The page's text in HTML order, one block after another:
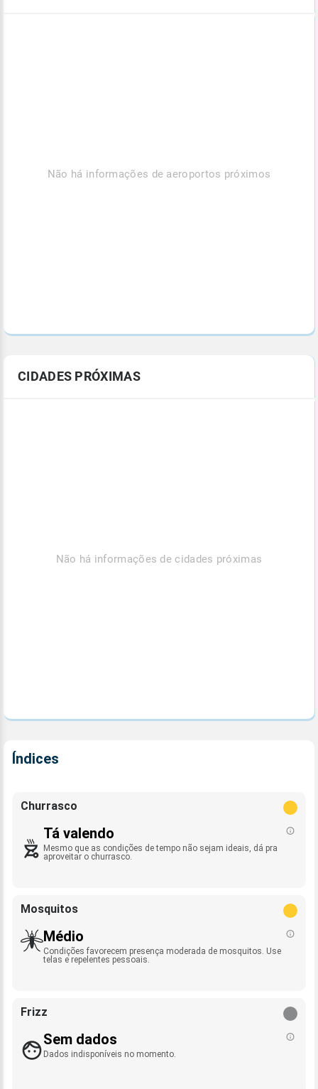
Não há informações de aeroportos próximos
CIDADES PRÓXIMAS
Não há informações de cidades próximas
Índices
Churrasco
Tá valendo
Mesmo que as condições de tempo não sejam ideais, dá pra
aproveitar o churrasco.
Mosquitos
Médio
Condições favorecem presença moderada de mosquitos. Use
telas e repelentes pessoais.
Frizz
Sem dados
Dados indisponíveis no momento.